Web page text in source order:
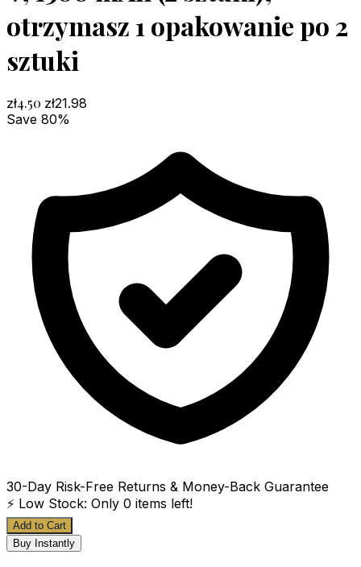
otrzymasz 1 opakowanie po 2
sztuki
zł4.50 zł21.98
Save 80%
30-Day Risk-Free Returns & Money-Back Guarantee
⚡ Low Stock: Only 0 items left!
Add to Cart
Buy Instantly